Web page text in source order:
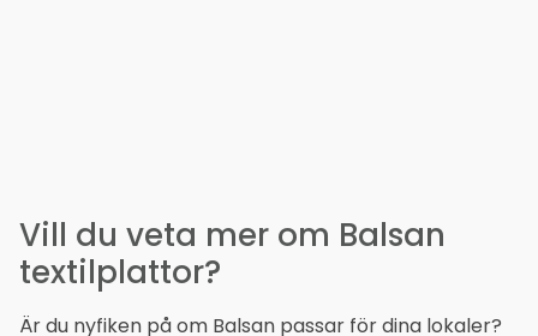
Vill du veta mer om Balsan
textilplattor?
Är du nyfiken på om Balsan passar för dina lokaler?